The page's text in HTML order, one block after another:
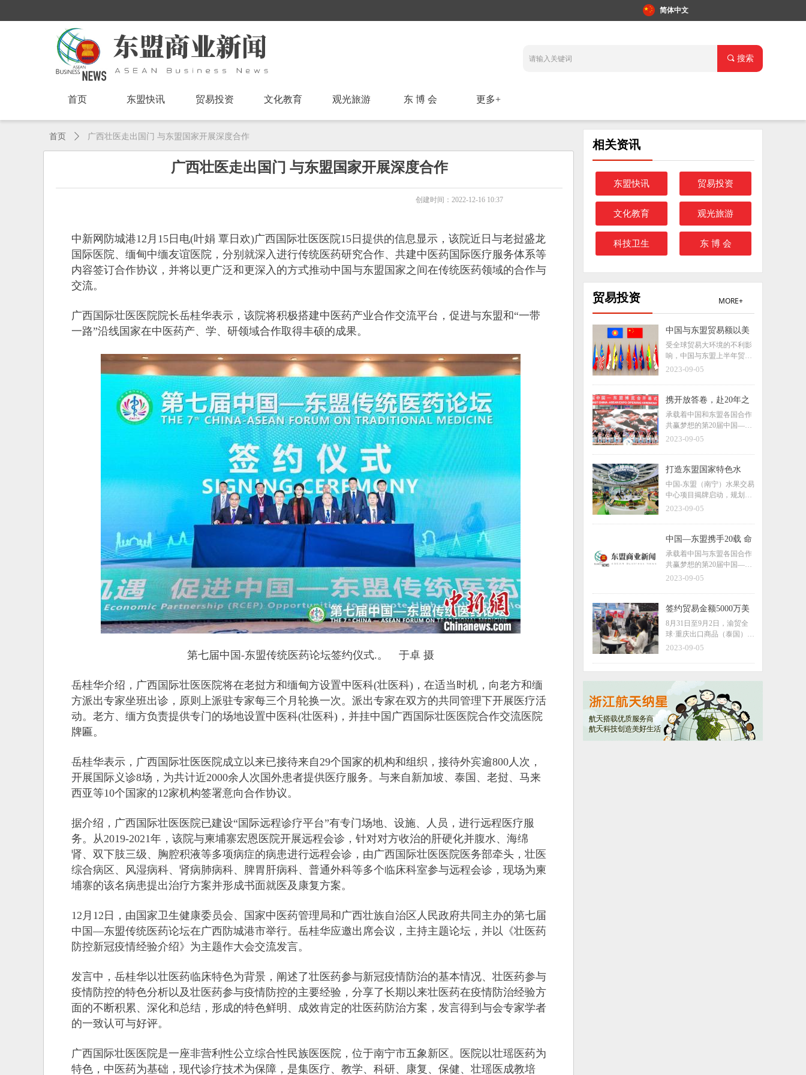
简体中文
끠 搜索
首页 东盟快讯 贸易投资 文化教育 观光旅游 东 博 会 更多+
首页 ꄲ 广西壮医走出国门 与东盟国家开展深度合作
广西壮医走出国门 与东盟国家开展深度合作
创建时间： 2022-12-16 10:37
中新网防城港12月15日电(叶娟 覃日欢)广西国际壮医医院15日提供的信息显示，该院近日与老挝盛龙
国际医院、缅甸中缅友谊医院，分别就深入进行传统医药研究合作、共建中医药国际医疗服务体系等
内容签订合作协议，并将以更广泛和更深入的方式推动中国与东盟国家之间在传统医药领域的合作与
交流。
广西国际壮医医院院长岳桂华表示，该院将积极搭建中医药产业合作交流平台，促进与东盟和“一带
一路”沿线国家在中医药产、学、研领域合作取得丰硕的成果。
第七届中国-东盟传统医药论坛签约仪式.。 于卓 摄
岳桂华介绍，广西国际壮医医院将在老挝方和缅甸方设置中医科(壮医科)，在适当时机，向老方和缅
方派出专家坐班出诊，原则上派驻专家每三个月轮换一次。派出专家在双方的共同管理下开展医疗活
动。老方、缅方负责提供专门的场地设置中医科(壮医科)，并挂中国广西国际壮医医院合作交流医院
牌匾。
岳桂华表示，广西国际壮医医院成立以来已接待来自29个国家的机构和组织，接待外宾逾800人次，
开展国际义诊8场，为共计近2000余人次国外患者提供医疗服务。与来自新加坡、泰国、老挝、马来
西亚等10个国家的12家机构签署意向合作协议。
据介绍，广西国际壮医医院已建设“国际远程诊疗平台”有专门场地、设施、人员，进行远程医疗服
务。从2019-2021年，该院与柬埔寨宏恩医院开展远程会诊，针对对方收治的肝硬化并腹水、海绵
肾、双下肢三级、胸腔积液等多项病症的病患进行远程会诊，由广西国际壮医医院医务部牵头，壮医
综合病区、风湿病科、肾病肺病科、脾胃肝病科、普通外科等多个临床科室参与远程会诊，现场为柬
埔寨的该名病患提出治疗方案并形成书面就医及康复方案。
12月12日，由国家卫生健康委员会、国家中医药管理局和广西壮族自治区人民政府共同主办的第七届
中国—东盟传统医药论坛在广西防城港市举行。岳桂华应邀出席会议，主持主题论坛，并以《壮医药
防控新冠疫情经验介绍》为主题作大会交流发言。
发言中，岳桂华以壮医药临床特色为背景，阐述了壮医药参与新冠疫情防治的基本情况、壮医药参与
疫情防控的特色分析以及壮医药参与疫情防控的主要经验，分享了长期以来壮医药在疫情防治经验方
面的不断积累、深化和总结，形成的特色鲜明、成效肯定的壮医药防治方案，发言得到与会专家学者
的一致认可与好评。
广西国际壮医医院是一座非营利性公立综合性民族医医院，位于南宁市五象新区。医院以壮瑶医药为
特色，中医药为基础，现代诊疗技术为保障，是集医疗、教学、科研、康复、保健、壮瑶医成教培
相关资讯
东盟快讯 贸易投资
文化教育 观光旅游
科技卫生 东 博 会
贸易投资
中国与东盟贸易额以美
元计同比微降，如何看
待？
受全球贸易大环境的不利影
响，中国与东盟上半年贸易
额以美元计同比微降，受到
东盟贸易总值3.08万亿元，
同比增长5.4%，占中国外贸
总值的15.3%。
2023-09-05
携开放答卷，赴20年之
约
承载着中国和东盟各国合作
共赢梦想的第20届中国—东
盟博览会、中国—东盟商务
在广西南宁市举行。中国和
东盟各国领导人将站在新起
点上共商合作大计，推动双
方合作迈上更高台阶。
2023-09-05
打造东盟国家特色水
果“南宁渠道”，广西水
果将远销海外！
中国-东盟（南宁）水果交易
中心项目揭牌启动，规划占
地面积约711亩，总投资预
成。
2023-09-05
中国—东盟携手20载 命
运与共创未来
承载着中国与东盟各国合作
共赢梦想的第20届中国—东
盟博览会（简称东博会）将
将站在新起点上共商合作大
计，推动双边合作迈上更高
台阶。
2023-09-05
签约贸易金额5000万美
元 “渝贸全球”品牌展首
进东盟
8月31日至9月2日，渝贸全
球·重庆出口商品（泰国）展
览会在曼谷诗丽吉王后国家
2023-09-05
MORE+